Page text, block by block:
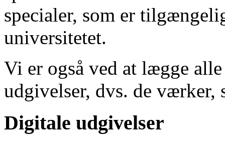
specialer, som er
universitetet.
Vi er også ved at lægge
udgivelser, dvs. de værker,
Digitale udgivelser